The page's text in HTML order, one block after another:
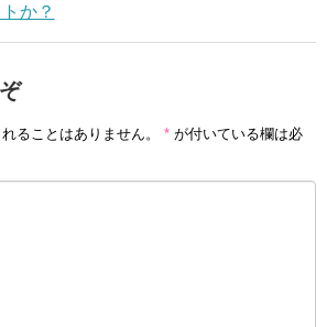
か？
ることはありません。 * が付いている欄は必